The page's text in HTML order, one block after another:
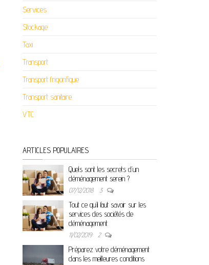
Services
Stockage
Taxi
Transport
Transport frigorifique
Transport sanitaire
VTC
ARTICLES POPULAIRES
Quels sont les secrets d’un
déménagement serein ?
07/12/2018 3
Tout ce qu’il faut savoir sur les
services des sociétés de
déménagement
11/02/2019 2
Préparez votre déménagement
dans les meilleures conditions